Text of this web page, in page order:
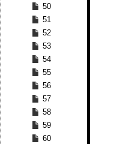
50
51
52
53
54
55
56
57
58
59
60